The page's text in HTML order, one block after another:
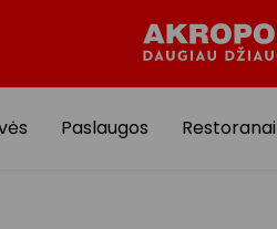
Paslaugos Restoranai